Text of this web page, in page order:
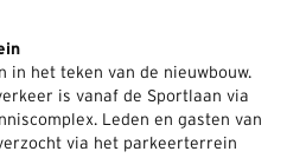
in het teken van de nieuwbouw.
is vanaf de Sportlaan via
Leden en gasten van
via het parkeerterrein